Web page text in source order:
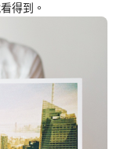
得到。